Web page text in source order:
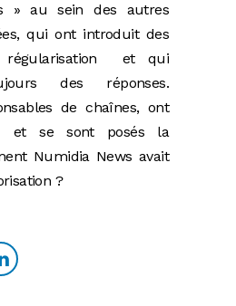
» au sein des autres
qui ont introduit des
régularisation et qui
des réponses.
de chaînes, ont
et se sont posés la
Numidia News avait
?